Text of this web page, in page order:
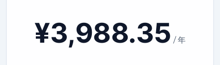
¥3,988.35 / 年